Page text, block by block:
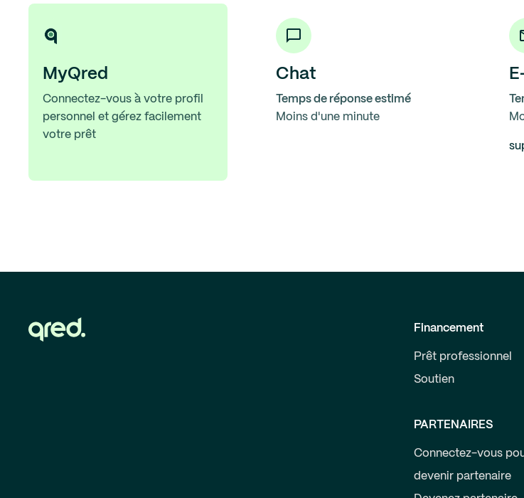
MyQred
Connectez-vous à votre profil
personnel et gérez facilement
votre prêt
Chat
Temps de réponse estimé
Moins d'une minute
Financement
Prêt professionnel
Soutien
PARTENAIRES
Connectez-vous
devenir partenaire